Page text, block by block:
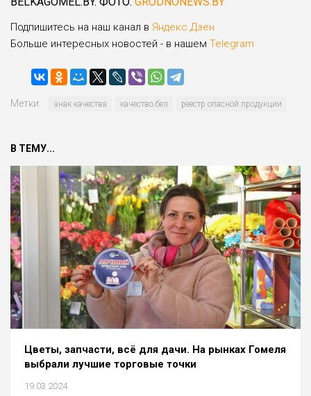
Подпишитесь на наш канал в Яндекс.Дзен
Больше интересных новостей - в нашем Telegram
Метки: знак качества качество.бел реестр опасной продукции
В ТЕМУ...
Цветы, запчасти, всё для дачи. На рынках Гомеля
выбрали лучшие торговые точки
19.03.2024